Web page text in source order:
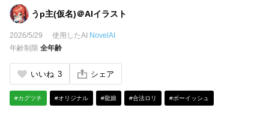
うp主(仮名)＠AIイラスト
2026/5/29 使用したAI NovelAI
年齢制限 全年齢
いいね 3 シェア
#カグツチ #オリジナル #龍娘 #合法ロリ #ボーイッシュ